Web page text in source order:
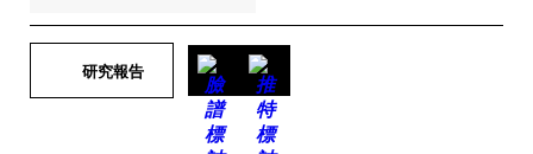
研究報告